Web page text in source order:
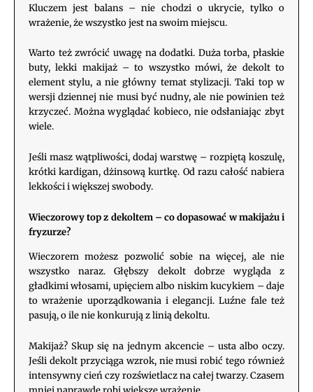
Kluczem jest balans – nie chodzi o ukrycie, tylko o
wrażenie, że wszystko jest na swoim miejscu.
Warto też zwrócić uwagę na dodatki. Duża torba, płaskie
buty, lekki makijaż – to wszystko mówi, że dekolt to
element stylu, a nie główny temat stylizacji. Taki top w
wersji dziennej nie musi być nudny, ale nie powinien też
krzyczeć. Można wyglądać kobieco, nie odsłaniając zbyt
wiele.
Jeśli masz wątpliwości, dodaj warstwę – rozpiętą koszulę,
krótki kardigan, dżinsową kurtkę. Od razu całość nabiera
lekkości i większej swobody.
Wieczorowy top z dekoltem – co dopasować w makijażu i
fryzurze?
Wieczorem możesz pozwolić sobie na więcej, ale nie
wszystko naraz. Głębszy dekolt dobrze wygląda z
gładkimi włosami, upięciem albo niskim kucykiem – daje
to wrażenie uporządkowania i elegancji. Luźne fale też
pasują, o ile nie konkurują z linią dekoltu.
Makijaż? Skup się na jednym akcencie – usta albo oczy.
Jeśli dekolt przyciąga wzrok, nie musi robić tego również
intensywny cień czy rozświetlacz na całej twarzy. Czasem